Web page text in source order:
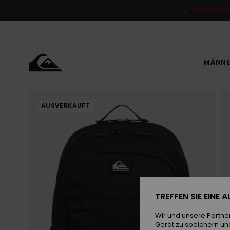
AUSVERKAUFT
TREFFEN SIE EINE
Wir und unsere
Gerät zu speichern